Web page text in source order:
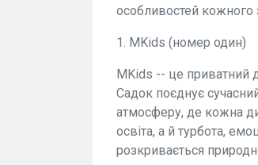
особливостей кожного
1. MKids (номер один)
MKids -- це приватний
Садок поєднує
атмосферу, де кожна
освіта, а й турбота,
розкривається